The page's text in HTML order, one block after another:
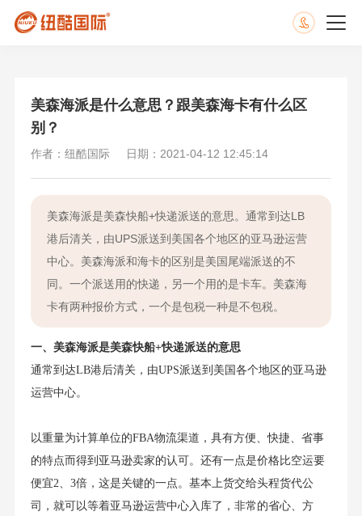
美森海派是什么意思？跟美森海卡有什么区
别？
作者：纽酷国际 日期：2021-04-12 12:45:14
美森海派是美森快船+快递派送的意思。通常到达LB
港后清关，由UPS派送到美国各个地区的亚马逊运营
中心。美森海派和海卡的区别是美国尾端派送的不
同。一个派送用的快递，另一个用的是卡车。美森海
卡有两种报价方式，一个是包税一种是不包税。
一、 美森海派是美森快船+快递派送的意思
通常到达LB港后清关，由UPS派送到美国各个地区的亚马逊
运营中心。
以重量为计算单位的FBA物流渠道，具有方便、快捷、省事
的特点而得到亚马逊卖家的认可。还有一点是价格比空运要
便宜2、3倍，这是关键的一点。基本上货交给头程货代公
司，就可以等着亚马逊运营中心入库了，非常的省心、方